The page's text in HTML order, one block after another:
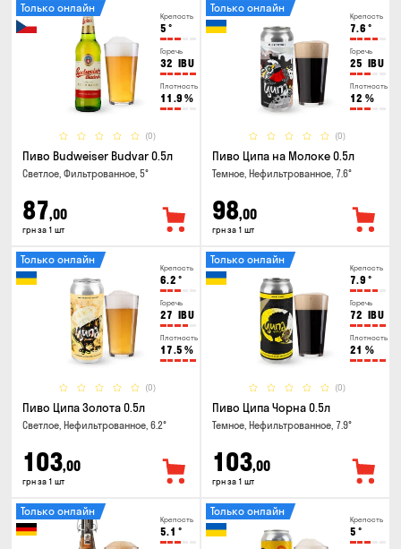
Крепость
5 °
Горечь
32 IBU
Плотность
11.9 %
(0)
Только онлайн
Пиво Budweiser Budvar 0.5л
Светлое, Фильтрованное, 5°
87,00
грн за 1 шт
Крепость
7.6 °
Горечь
25 IBU
Плотность
12 %
(0)
Только онлайн
Пиво Ципа на Молоке 0.5л
Темное, Нефильтрованное, 7.6°
98,00
грн за 1 шт
Крепость
6.2 °
Горечь
27 IBU
Плотность
17.5 %
(0)
Только онлайн
Пиво Ципа Золота 0.5л
Светлое, Нефильтрованное, 6.2°
103,00
грн за 1 шт
Крепость
7.9 °
Горечь
72 IBU
Плотность
21 %
(0)
Только онлайн
Пиво Ципа Чорна 0.5л
Темное, Нефильтрованное, 7.9°
103,00
грн за 1 шт
Крепость
5.1 °
Только онлайн
Крепость
5 °
Только онлайн